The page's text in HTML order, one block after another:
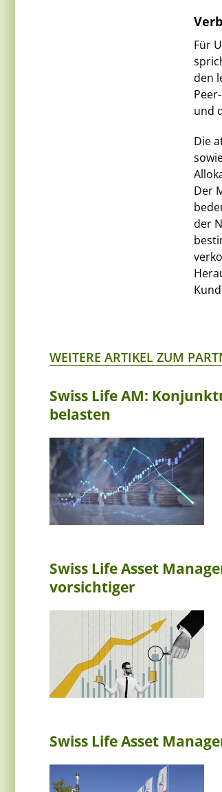
Für
den
und
Die
Der
der
WEITERE ARTIKEL ZUM
Swiss Life AM:
belasten
Swiss Life Asset
vorsichtiger
Swiss Life Asset